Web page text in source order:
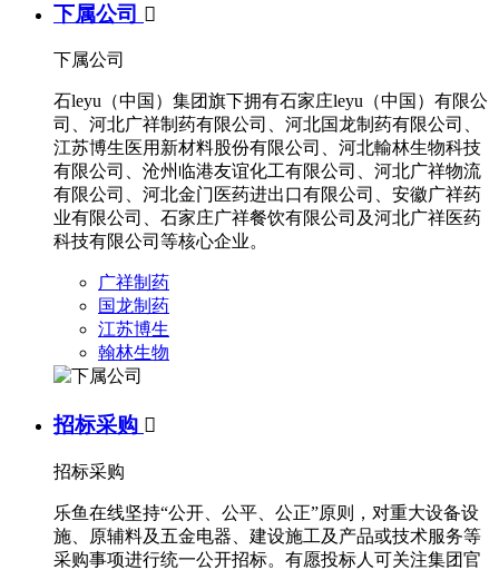
下属公司 
下属公司
石leyu（中国）集团旗下拥有石家庄leyu（中国）有限公
司、河北广祥制药有限公司、河北国龙制药有限公司、
江苏博生医用新材料股份有限公司、河北輸林生物科技
有限公司、沧州临港友谊化工有限公司、河北广祥物流
有限公司、河北金门医药进出口有限公司、安徽广祥药
业有限公司、石家庄广祥餐饮有限公司及河北广祥医药
科技有限公司等核心企业。
广祥制药
国龙制药
江苏博生
翰林生物
招标采购 
招标采购
乐鱼在线坚持“公开、公平、公正”原则，对重大设备设
施、原辅料及五金电器、建设施工及产品或技术服务等
采购事项进行统一公开招标。有愿投标人可关注集团官